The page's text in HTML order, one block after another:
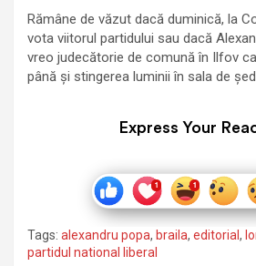
Rămâne de văzut dacă duminică, la
vota viitorul partidului sau dacă
vreo judecătorie de comună în Ilfov
până și stingerea luminii în sala de
Express Your
Tags: alexandru popa, braila, editorial ,
partidul national liberal